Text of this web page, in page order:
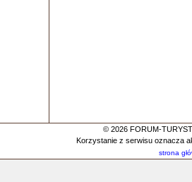
© 2026 FORUM-
Korzystanie z serwisu oznacza
strona